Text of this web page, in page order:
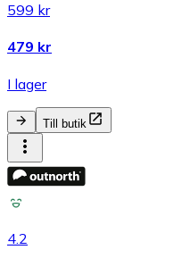
599 kr
479 kr
I lager
Till butik
4.2